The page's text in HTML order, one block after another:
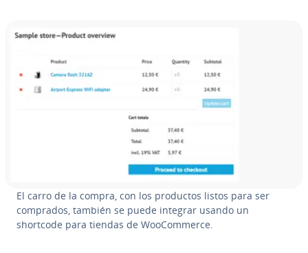
El carro de la compra, con los productos listos para ser
comprados, también se puede integrar usando un
shortcode para tiendas de Woo­Co­m­me­r­ce.